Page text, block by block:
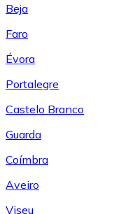
Beja
Faro
Évora
Portalegre
Castelo Branco
Guarda
Coímbra
Aveiro
Viseu